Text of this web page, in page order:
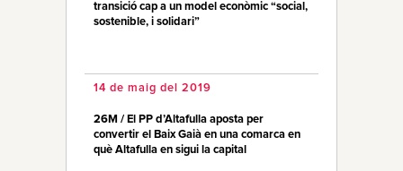
transició cap a un model econòmic “social,
sostenible, i solidari”
14 de maig del 2019
26M / El PP d’Altafulla aposta per
convertir el Baix Gaià en una comarca en
què Altafulla en sigui la capital